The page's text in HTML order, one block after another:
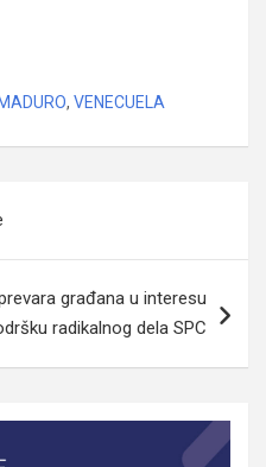
, VENECUELA
građana u interesu
radikalnog dela SPC